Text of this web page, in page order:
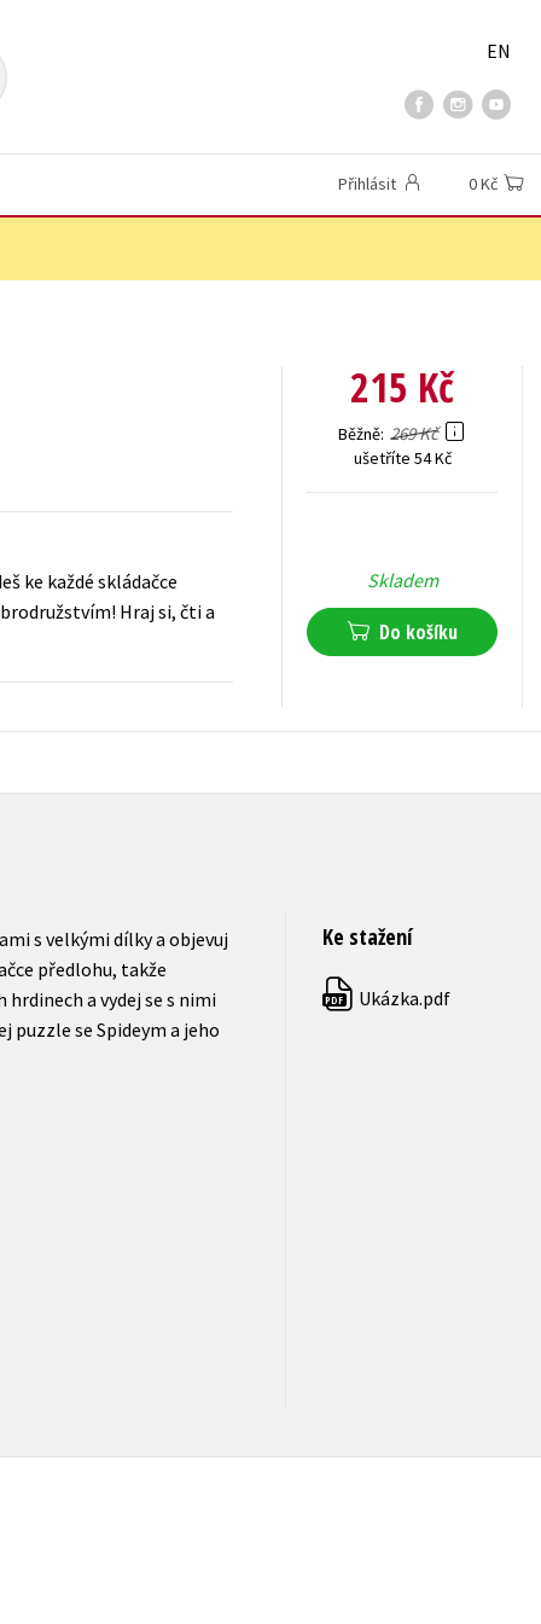
EN
Přihlásit 0 Kč
ke každé skládačce
Hraj si, čti a
215 Kč
Běžně 269 Kč
ušetříte 54 Kč
Skladem
Do košíku
s velkými dílky a objevuj
předlohu, takže
a vydej se s nimi
puzzle se Spideym a jeho
Ke stažení
PDF Ukázka.pdf